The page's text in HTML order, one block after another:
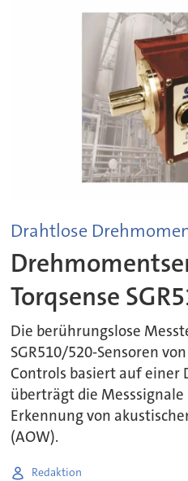
Drahtlose
Torqsense
Die berührungslose
SGR510/520-Sensoren
Controls basiert auf einer
überträgt die
Erkennung von
(AOW).
Redaktion